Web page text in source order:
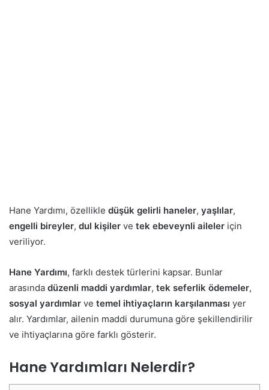
Hane Yardımı, özellikle düşük gelirli haneler, yaşlılar,
engelli bireyler, dul kişiler ve tek ebeveynli aileler için
veriliyor.
Hane Yardımı, farklı destek türlerini kapsar. Bunlar
arasında düzenli maddi yardımlar, tek seferlik ödemeler,
sosyal yardımlar ve temel ihtiyaçların karşılanması yer
alır. Yardımlar, ailenin maddi durumuna göre şekillendirilir
ve ihtiyaçlarına göre farklı gösterir.
Hane Yardımları Nelerdir?